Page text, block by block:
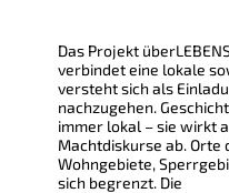
Das Projekt
verbindet eine lokale
versteht sich als
nachzugehen.
immer lokal – sie wirkt
Machtdiskurse ab. Orte
Wohngebiete,
sich begrenzt. Die